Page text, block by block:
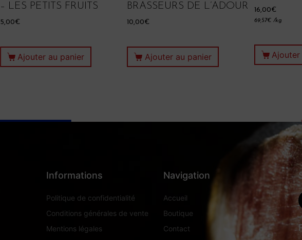
– LES PETITS FRUITS
5,00€
Ajouter au panier
BRASSEURS DE L’ADOUR
10,00€
Ajouter au panier
16,00€
69,57€ /kg
Informations
Politique de confidentialité
Conditions générales de vente
Mentions légales
Navigation
Accueil
Boutique
Contact